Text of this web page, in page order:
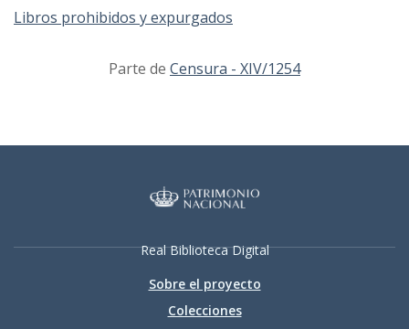
Libros prohibidos y expurgados
Parte de Censura - XIV/1254
Real Biblioteca Digital
Sobre el proyecto
Colecciones